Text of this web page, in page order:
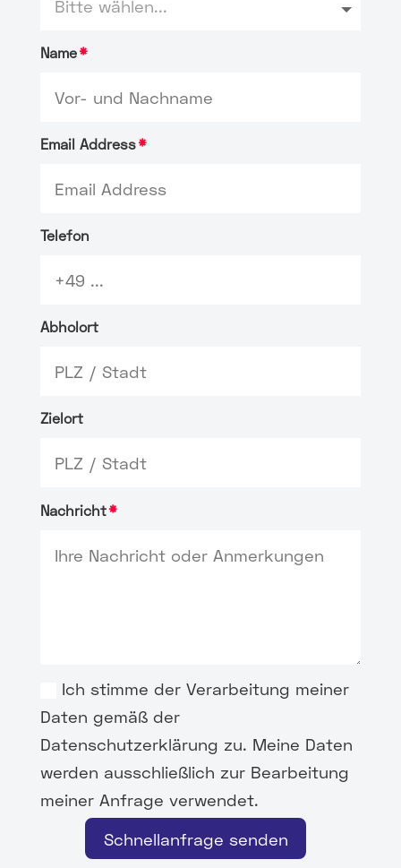
Name
Email Address
Telefon
Abholort
Zielort
Nachricht
Ich stimme der Verarbeitung meiner
Daten gemäß der
Datenschutzerklärung zu. Meine Daten
werden ausschließlich zur Bearbeitung
meiner Anfrage verwendet.
Schnellanfrage senden